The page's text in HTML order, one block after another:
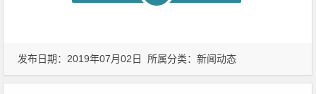
发布日期：2019年07月02日 所属分类：新闻动态